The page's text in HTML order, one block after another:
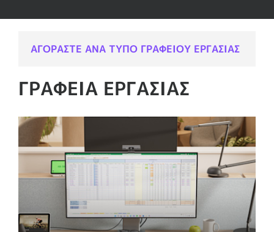
ΑΓΟΡΑΣΤΕ ΑΝΑ ΤΥΠΟ ΓΡΑΦΕΙΟΥ ΕΡΓΑΣΙΑΣ
ΓΡΑΦΕΊΑ ΕΡΓΑΣΊΑΣ